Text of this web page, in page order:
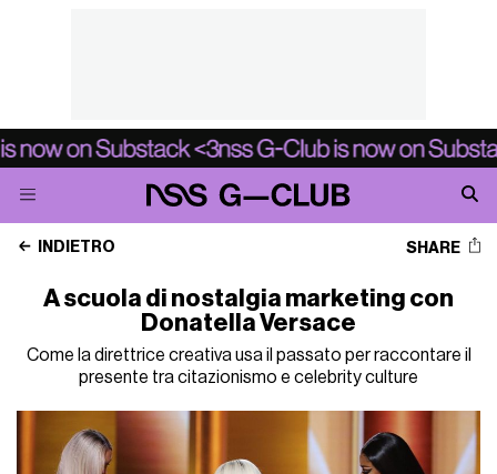
INDIETRO SHARE
A scuola di nostalgia marketing con
Donatella Versace
Come la direttrice creativa usa il passato per raccontare il
presente tra citazionismo e celebrity culture